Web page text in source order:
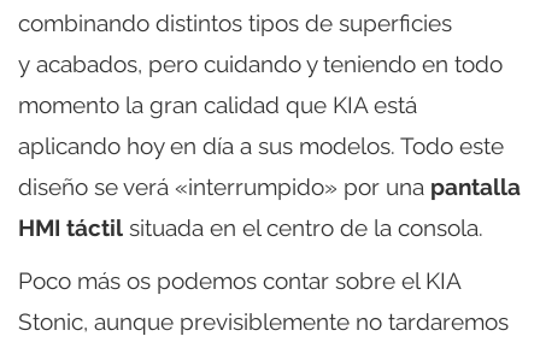
combinando distintos tipos de superficies
y acabados, pero cuidando y teniendo en todo
momento la gran calidad que KIA está
aplicando hoy en día a sus modelos. Todo este
diseño se verá «interrumpido» por una pantalla
HMI táctil situada en el centro de la consola.
Poco más os podemos contar sobre el KIA
Stonic, aunque previsiblemente no tardaremos